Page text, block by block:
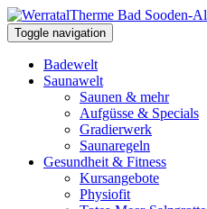
Toggle navigation
Badewelt
Saunawelt
Saunen & mehr
Aufgüsse & Specials
Gradierwerk
Saunaregeln
Gesundheit & Fitness
Kursangebote
Physiofit